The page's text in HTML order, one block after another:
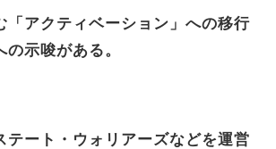
「アクティベーション」への移行
示唆がある。
ート・ウォリアーズなどを運営